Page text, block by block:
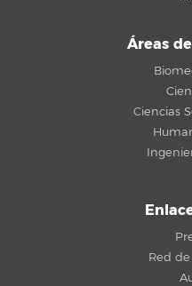
Áreas
Ciencias
Red